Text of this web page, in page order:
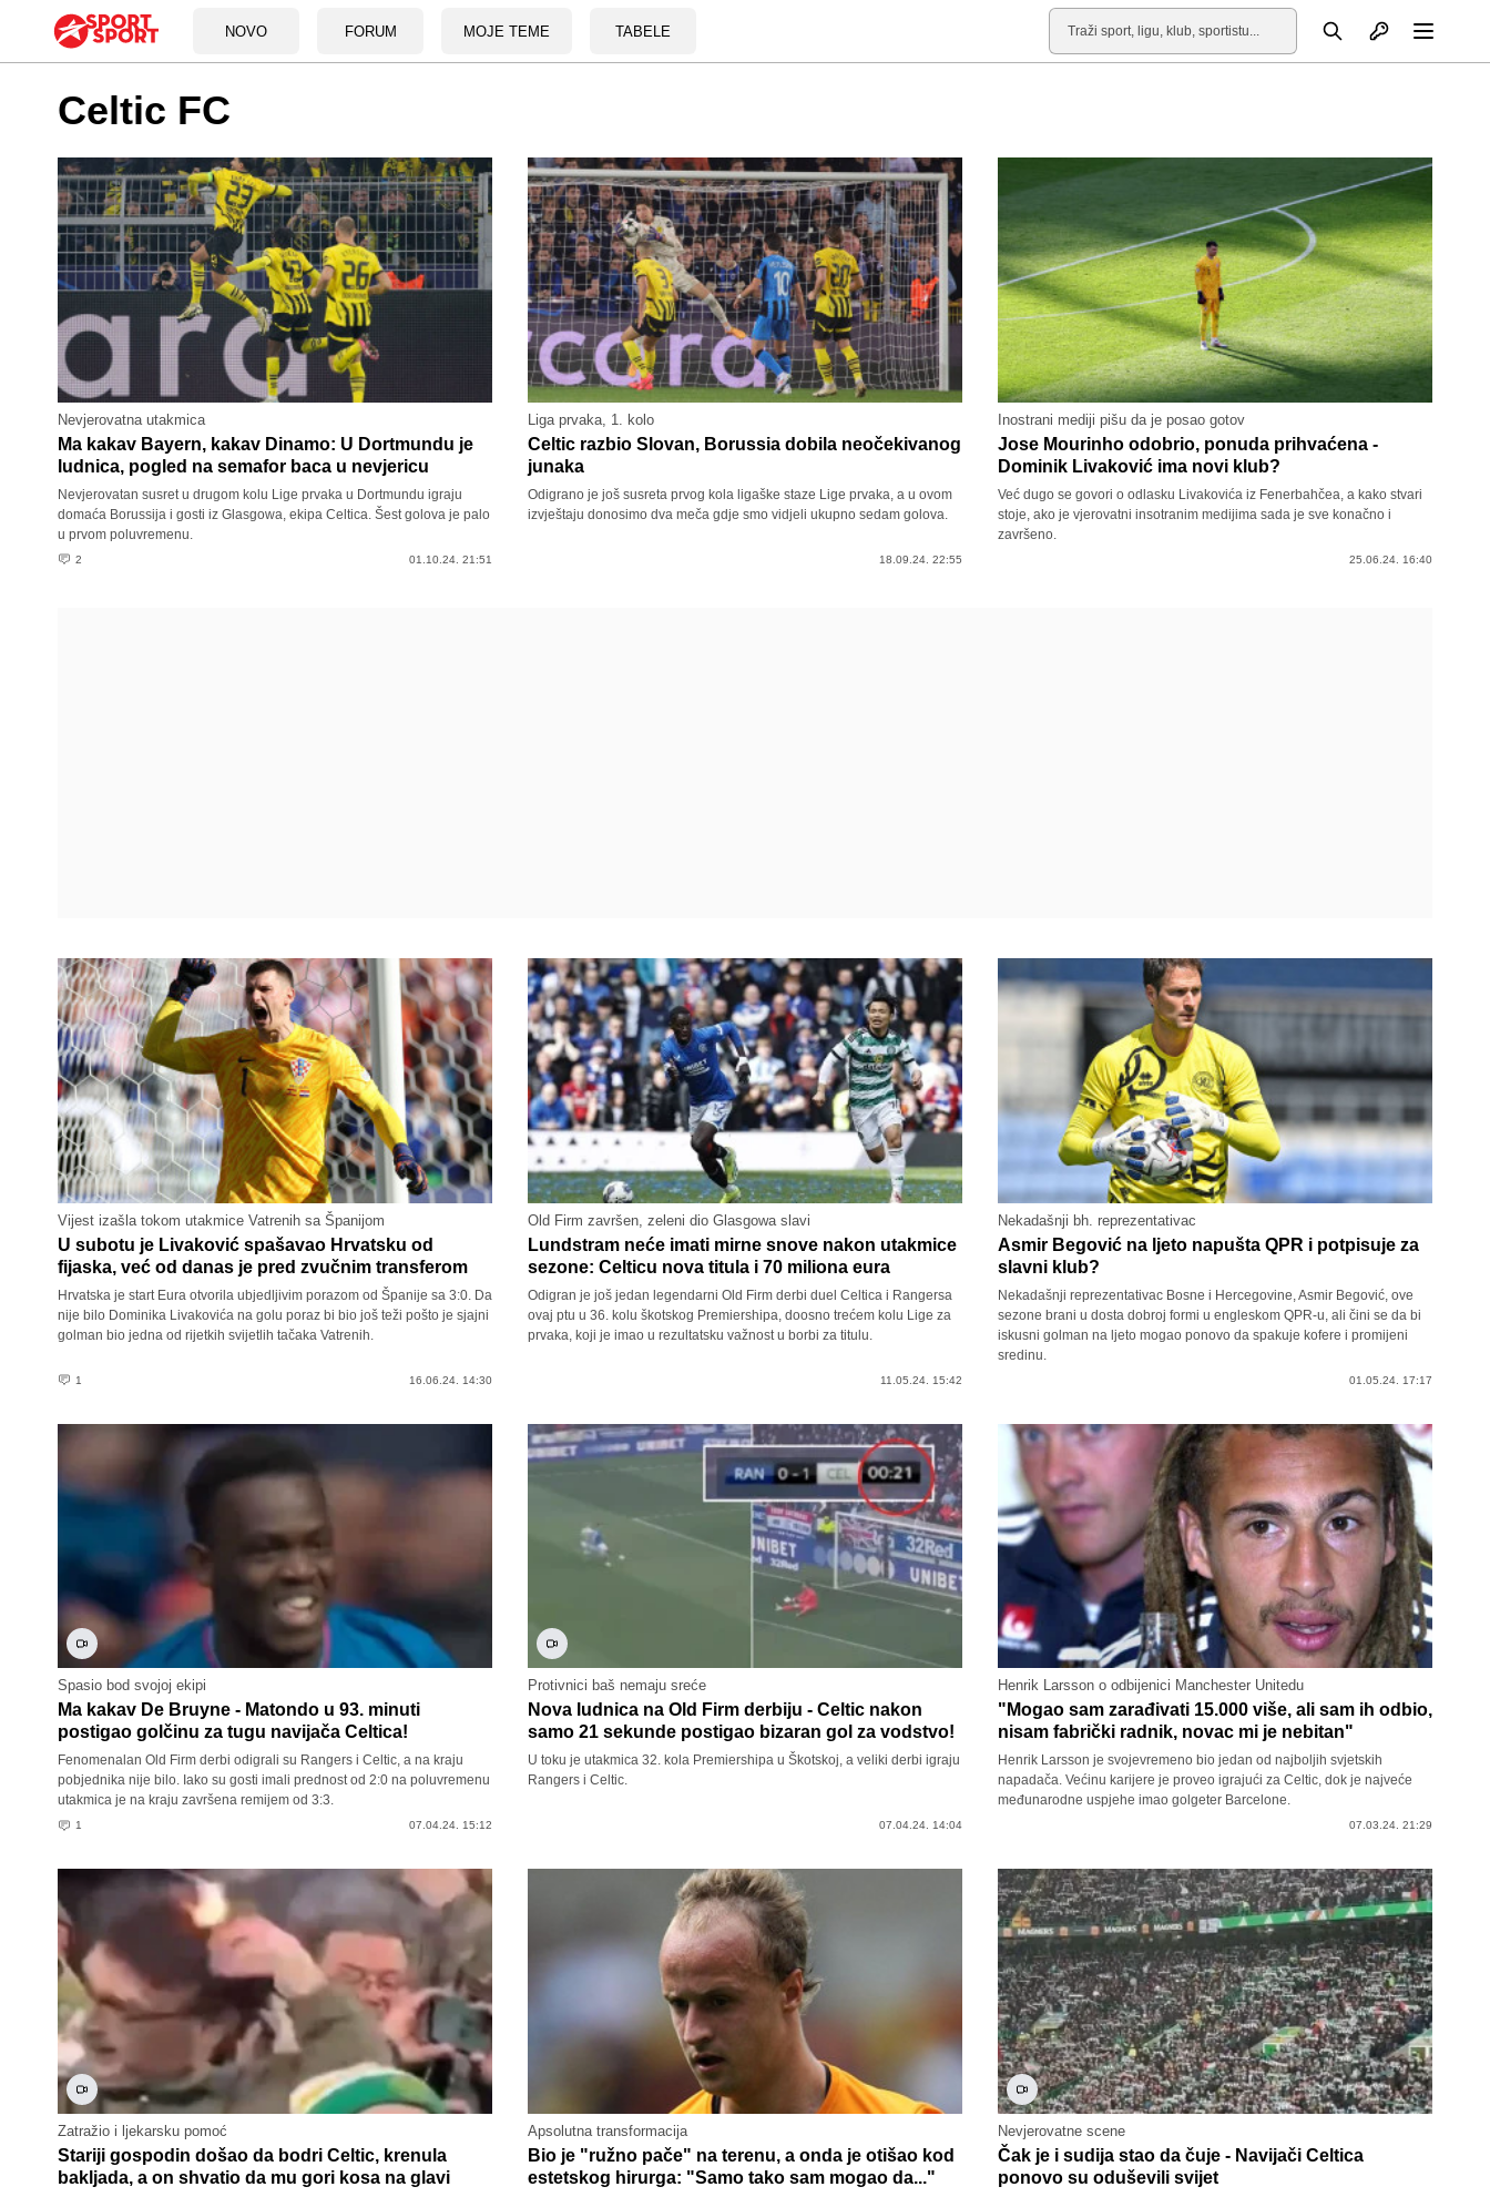
NOVO FORUM MOJE TEME TABELE
Pretraga Otvori profil
Celtic FC
Nevjerovatna utakmica
Ma kakav Bayern, kakav Dinamo: U Dortmundu je
ludnica, pogled na semafor baca u nevjericu
Nevjerovatan susret u drugom kolu Lige prvaka u Dortmundu igraju
domaća Borussija i gosti iz Glasgowa, ekipa Celtica. Šest golova je palo
u prvom poluvremenu.
2 01.10.24. 21:51
Liga prvaka, 1. kolo
Celtic razbio Slovan, Borussia dobila neočekivanog
junaka
Odigrano je još susreta prvog kola ligaške staze Lige prvaka, a u ovom
izvještaju donosimo dva meča gdje smo vidjeli ukupno sedam golova.
18.09.24. 22:55
Inostrani mediji pišu da je posao gotov
Jose Mourinho odobrio, ponuda prihvaćena -
Dominik Livaković ima novi klub?
Već dugo se govori o odlasku Livakovića iz Fenerbahčea, a kako stvari
stoje, ako je vjerovatni insotranim medijima sada je sve konačno i
završeno.
25.06.24. 16:40
Vijest izašla tokom utakmice Vatrenih sa Španijom
U subotu je Livaković spašavao Hrvatsku od
fijaska, već od danas je pred zvučnim transferom
Hrvatska je start Eura otvorila ubjedljivim porazom od Španije sa 3:0. Da
nije bilo Dominika Livakovića na golu poraz bi bio još teži pošto je sjajni
golman bio jedna od rijetkih svijetlih tačaka Vatrenih.
1 16.06.24. 14:30
Old Firm završen, zeleni dio Glasgowa slavi
Lundstram neće imati mirne snove nakon utakmice
sezone: Celticu nova titula i 70 miliona eura
Odigran je još jedan legendarni Old Firm derbi duel Celtica i Rangersa
ovaj ptu u 36. kolu škotskog Premiershipa, doosno trećem kolu Lige za
prvaka, koji je imao u rezultatsku važnost u borbi za titulu.
11.05.24. 15:42
Nekadašnji bh. reprezentativac
Asmir Begović na ljeto napušta QPR i potpisuje za
slavni klub?
Nekadašnji reprezentativac Bosne i Hercegovine, Asmir Begović, ove
sezone brani u dosta dobroj formi u engleskom QPR-u, ali čini se da bi
iskusni golman na ljeto mogao ponovo da spakuje kofere i promijeni
sredinu.
01.05.24. 17:17
Spasio bod svojoj ekipi
Ma kakav De Bruyne - Matondo u 93. minuti
postigao golčinu za tugu navijača Celtica!
Fenomenalan Old Firm derbi odigrali su Rangers i Celtic, a na kraju
pobjednika nije bilo. Iako su gosti imali prednost od 2:0 na poluvremenu
utakmica je na kraju završena remijem od 3:3.
1 07.04.24. 15:12
Protivnici baš nemaju sreće
Nova ludnica na Old Firm derbiju - Celtic nakon
samo 21 sekunde postigao bizaran gol za vodstvo!
U toku je utakmica 32. kola Premiershipa u Škotskoj, a veliki derbi igraju
Rangers i Celtic.
07.04.24. 14:04
Henrik Larsson o odbijenici Manchester Unitedu
"Mogao sam zarađivati 15.000 više, ali sam ih odbio,
nisam fabrički radnik, novac mi je nebitan"
Henrik Larsson je svojevremeno bio jedan od najboljih svjetskih
napadača. Većinu karijere je proveo igrajući za Celtic, dok je najveće
međunarodne uspjehe imao golgeter Barcelone.
07.03.24. 21:29
Zatražio i ljekarsku pomoć
Stariji gospodin došao da bodri Celtic, krenula
bakljada, a on shvatio da mu gori kosa na glavi
Apsolutna transformacija
Bio je "ružno pače" na terenu, a onda je otišao kod
estetskog hirurga: "Samo tako sam mogao da..."
Nevjerovatne scene
Čak je i sudija stao da čuje - Navijači Celtica
ponovo su oduševili svijet